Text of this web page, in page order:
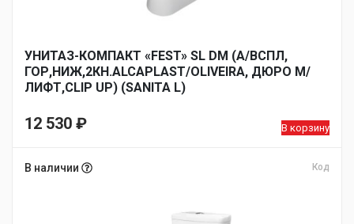
УНИТАЗ-КОМПАКТ «FEST» SL DM (А/ВСПЛ,
ГОР,НИЖ,2КН.ALCAPLAST/OLIVEIRA, ДЮРО М/
ЛИФТ,CLIP UP) (SANITA L)
12 530 ₽ В корзину
В наличии Код